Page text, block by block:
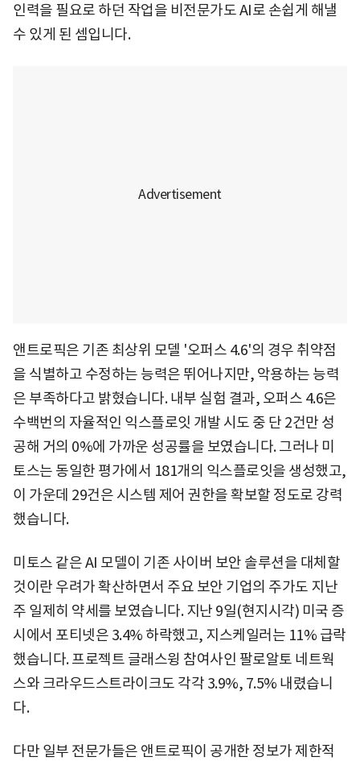
인력을 필요로 하던 작업을 비전문가도 AI로 손쉽게 해낼
수 있게 된 셈입니다.
앤트로픽은 기존 최상위 모델 '오퍼스 4.6'의 경우 취약점
을 식별하고 수정하는 능력은 뛰어나지만, 악용하는 능력
은 부족하다고 밝혔습니다. 내부 실험 결과, 오퍼스 4.6은
수백번의 자율적인 익스플로잇 개발 시도 중 단 2건만 성
공해 거의 0%에 가까운 성공률을 보였습니다. 그러나 미
토스는 동일한 평가에서 181개의 익스플로잇을 생성했고,
이 가운데 29건은 시스템 제어 권한을 확보할 정도로 강력
했습니다.
미토스 같은 AI 모델이 기존 사이버 보안 솔루션을 대체할
것이란 우려가 확산하면서 주요 보안 기업의 주가도 지난
주 일제히 약세를 보였습니다. 지난 9일(현지시각) 미국 증
시에서 포티넷은 3.4% 하락했고, 지스케일러는 11% 급락
했습니다. 프로젝트 글래스윙 참여사인 팔로알토 네트웍
스와 크라우드스트라이크도 각각 3.9%, 7.5% 내렸습니
다.
다만 일부 전문가들은 앤트로픽이 공개한 정보가 제한적